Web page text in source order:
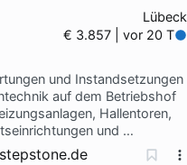
Lübeck
€ 3.857 | vor 20 T
und Instandsetzungen
auf dem Betriebshof
Hallentoren,
und …
stepstone.de